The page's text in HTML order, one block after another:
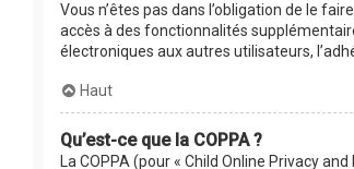
Vous n’êtes pas dans l’obligation de le
accès à des fonctionnalités
électroniques aux autres utilisateurs,
Haut
Qu’est-ce que la COPPA ?
La COPPA (pour « Child Online Privacy